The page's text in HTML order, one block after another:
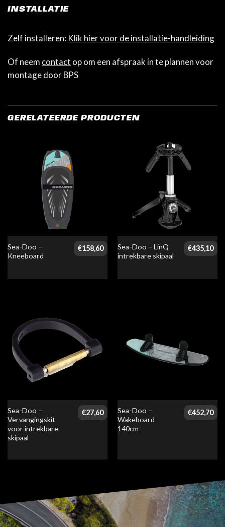
INSTALLATIE
Zelf installeren: Klik hier voor de installatie-handleiding
Of neem contact op om een afspraak in te plannen voor
montage door BPS
GERELATEERDE PRODUCTEN
Sea-Doo –
Kneeboard
€158,60
Sea-Doo – LinQ
intrekbare skipaal
€435,10
Sea-Doo –
Vervangingskit
voor intrekbare
skipaal
€27,60
Sea-Doo –
Wakeboard
140cm
€452,70